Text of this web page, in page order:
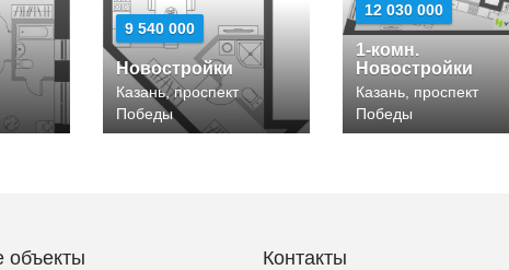
9 540 000
Новостройки
Казань, проспект
Победы
12 030 000
1-комн.
Новостройки
Казань, проспект
Победы
объекты Контакты